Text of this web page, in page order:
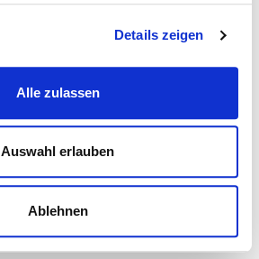
Details zeigen
Alle zulassen
Auswahl erlauben
Ablehnen